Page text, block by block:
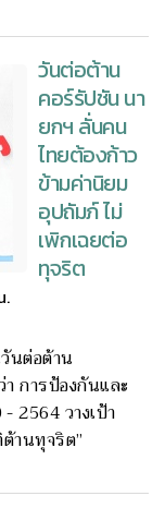
วันต่อต้าน
คอร์รัปชัน นา
ยกฯ ลั่นคน
ไทยต้องก้าว
ข้ามค่านิยม
อุปถัมภ์ ไม่
เพิกเฉยต่อ
ทุจริต
.
นต่อต้าน
การป้องกันและ
2564 วางเป้า
านทุจริต”